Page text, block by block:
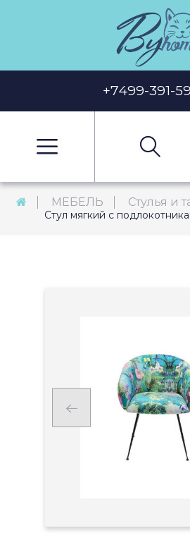
+7499-391-
МЕБЕЛЬ Стулья и
Стул мягкий с